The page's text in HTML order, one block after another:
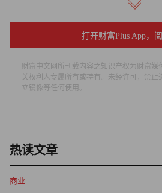
年蝉联“最赚钱公司”称号，年度利
关，以超1321亿美元的利润创下上
根据Alphabet一季度财报，其搜索
为94%，云业务经营利润率首破
能维持在约700亿美元量级。即便将
表。显然，如果说科网泡沫时巴菲
打开财富Plus App，
财富中文网所刊载内容之知识产权为财富
关权利人专属所有或持有。未经许可，禁止
立镜像等任何使用。
热读文章
商业